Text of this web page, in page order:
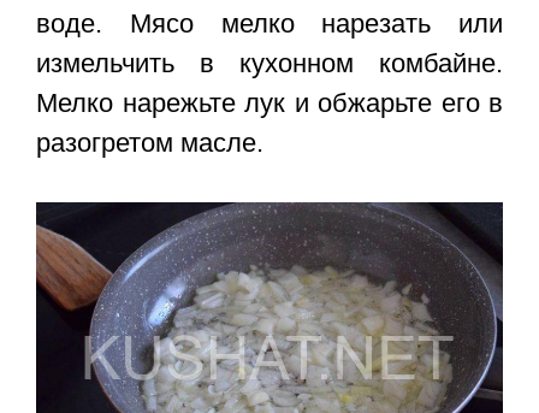
воде. Мясо мелко нарезать или
измельчить в кухонном комбайне.
Мелко нарежьте лук и обжарьте его в
разогретом масле.